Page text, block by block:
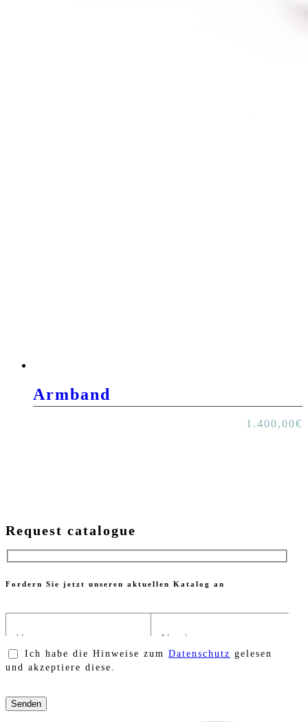
Armband
1.400,00€
Request catalogue
Fordern Sie jetzt unseren aktuellen Katalog an
Ich habe die Hinweise zum Datenschutz gelesen
und akzeptiere diese.
lasse